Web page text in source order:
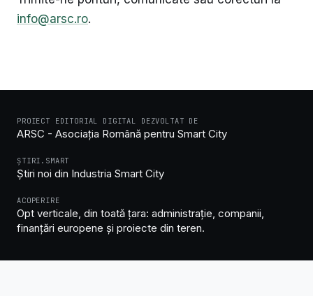
info@arsc.ro.
PROIECT EDITORIAL DIGITAL DEZVOLTAT DE
ARSC - Asociația Română pentru Smart City
ȘTIRI.SMART
Știri noi din Industria Smart City
ACOPERIRE
Opt verticale, din toată țara: administrație, companii,
finanțări europene și proiecte din teren.